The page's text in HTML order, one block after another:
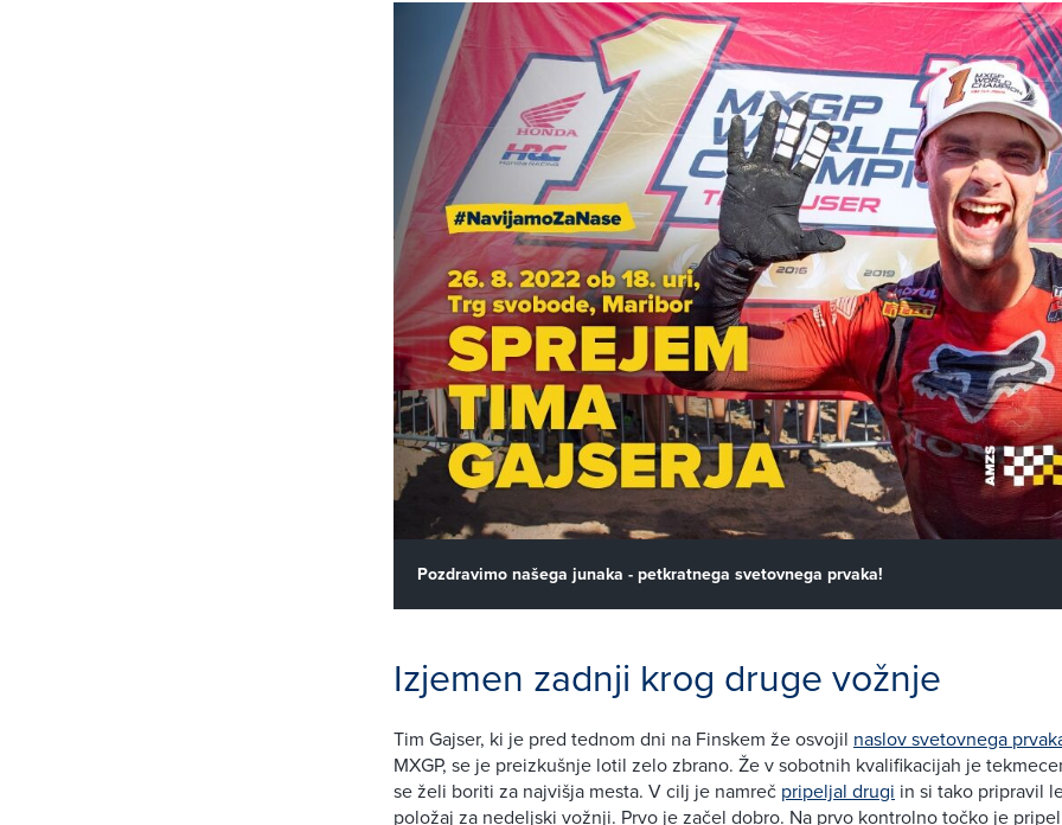
Pozdravimo našega junaka - petkratnega svetovnega prvaka!
Izjemen zadnji krog druge vožnje
Tim Gajser, ki je pred tednom dni na Finskem že osvojil naslov svetovnega
MXGP, se je preizkušnje lotil zelo zbrano. Že v sobotnih kvalifikacijah je
se želi boriti za najvišja mesta. V cilj je namreč pripeljal drugi in si tako pripravil
položaj za nedeljski vožnji. Prvo je začel dobro. Na prvo kontrolno točko je